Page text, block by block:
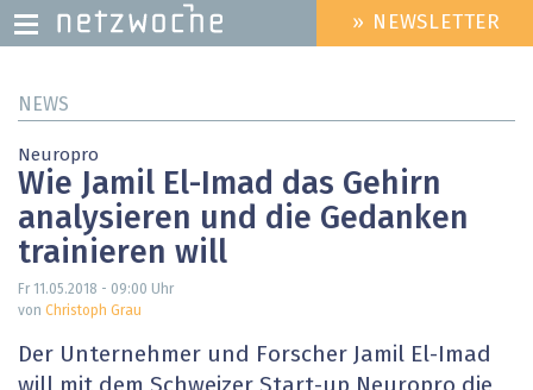
zum
HEADER
MENU
» NEWSLETTER
NEWS
Neuropro
Wie Jamil El-Imad das Gehirn
analysieren und die Gedanken
trainieren will
Fr 11.05.2018 - 09:00 Uhr
von Christoph Grau
Der Unternehmer und Forscher Jamil El-Imad